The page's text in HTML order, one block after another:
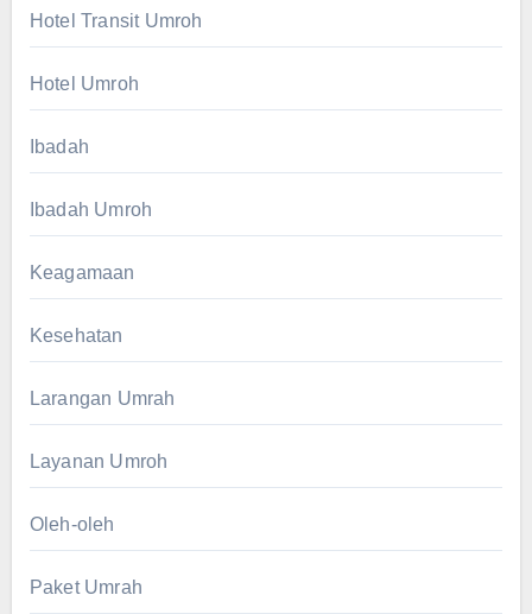
Hotel Transit Umroh
Hotel Umroh
Ibadah
Ibadah Umroh
Keagamaan
Kesehatan
Larangan Umrah
Layanan Umroh
Oleh-oleh
Paket Umrah